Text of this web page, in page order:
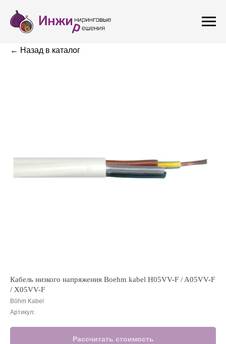
← Назад в каталог
Кабель низкого напряжения Boehm kabel H05VV-F / A05VV-F
/ X05VV-F
Böhm Kabel
Артикул:
Рассчитать стоимость